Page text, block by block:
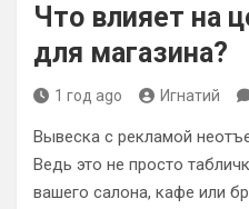
Что влияет на
для магазина?
1 год ago Игнатий
Вывеска с рекламой
Ведь это не просто
вашего салона, кафе или